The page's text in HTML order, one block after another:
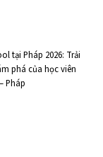
tại Pháp 2026: Trải
phá của học viên
Pháp